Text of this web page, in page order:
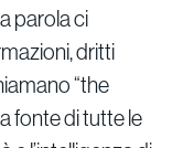
parola ci
dritti
“the
fonte di tutte le